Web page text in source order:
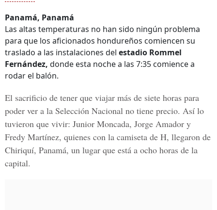
Panamá, Panamá
Las altas temperaturas no han sido ningún problema
para que los aficionados hondureños comiencen su
traslado a las instalaciones del estadio Rommel
Fernández, donde esta noche a las 7:35 comience a
rodar el balón.
El sacrificio de tener que viajar más de siete horas para
poder ver a la Selección Nacional no tiene precio. Así lo
tuvieron que vivir: Junior Moncada, Jorge Amador y
Fredy Martínez, quienes con la camiseta de H, llegaron de
Chiriquí, Panamá, un lugar que está a ocho horas de la
capital.